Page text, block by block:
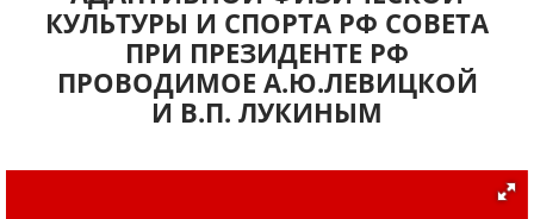
КУЛЬТУРЫ И СПОРТА РФ СОВЕТА
ПРИ ПРЕЗИДЕНТЕ РФ
ПРОВОДИМОЕ А.Ю.ЛЕВИЦКОЙ
И В.П. ЛУКИНЫМ